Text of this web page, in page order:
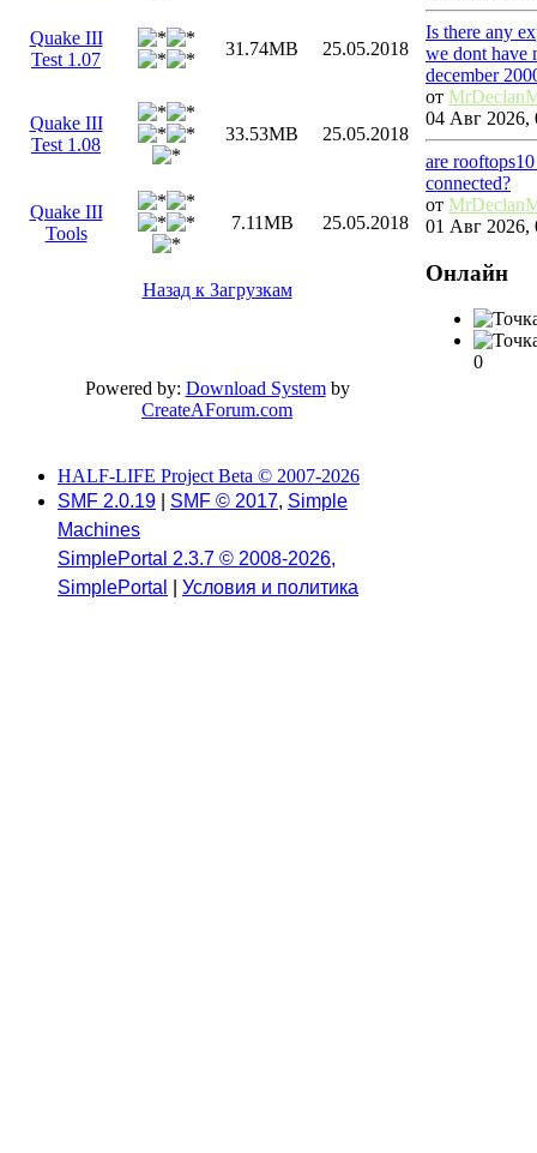
Quake III
Test 1.07
31.74MB 25.05.2018
Quake III
Test 1.08
33.53MB 25.05.2018
Quake III
Tools
7.11MB 25.05.2018
Назад к Загрузкам
Powered by: Download Systemby
CreateAForum.com
Is there any
we dont have
december
от
04 Авг 2026,
are
connected?
от
01 Авг 2026,
Онлайн
0
HALF-LIFE Project Beta © 2007-2026
SMF 2.0.19
SMF © 2017, Simple
Machines
SimplePortal 2.3.7 © 2008-2026,
SimplePortal
Условия и политика